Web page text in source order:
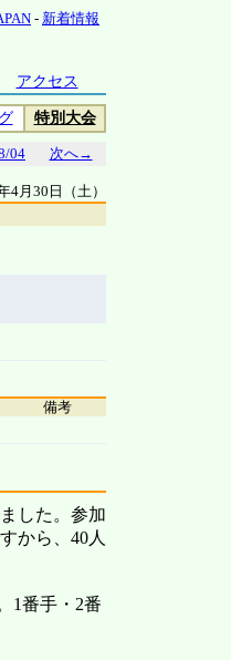
- 新着情報
アクセス
特別大会
04 次へ→
4月30日（土）
備考
した。参加
から、40人
1番手・2番